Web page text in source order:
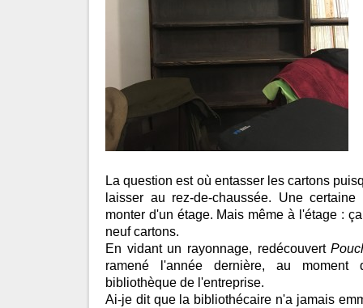
La question est où entasser les cartons
laisser au rez-de-chaussée. Une
monter d'un étage. Mais même à l'étage :
neuf cartons.
En vidant un rayonnage, redécouvert
ramené l'année dernière, au
bibliothèque de l'entreprise.
Ai-je dit que la bibliothécaire n'a jamais